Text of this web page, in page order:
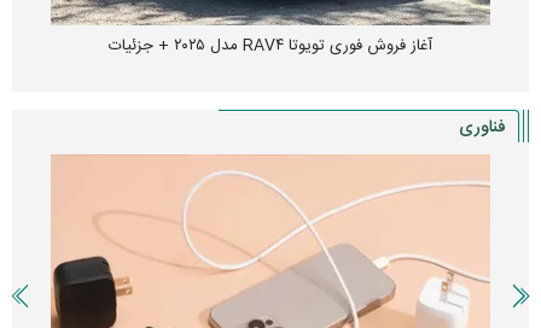
واردات خودرو گران‌تر شد/ جهش گواهی اسقاط و محدودیت جدید در
فناوری